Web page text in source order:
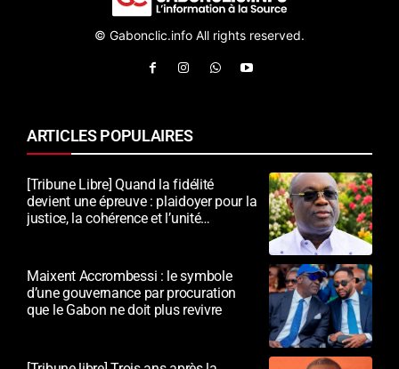
© Gabonclic.info All rights reserved.
ARTICLES POPULAIRES
[Tribune Libre] Quand la fidélité
devient une épreuve : plaidoyer pour la
justice, la cohérence et l’unité
Maixent Accrombessi : le symbole
d’une gouvernance par procuration
que le Gabon ne doit plus revivre